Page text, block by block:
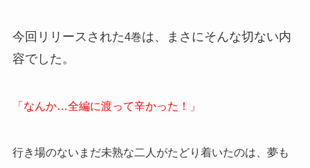
今回リリースされた4巻は、まさにそんな切ない内
容でした。
「なんか…全編に渡って辛かった！」
行き場のないまだ未熟な二人がたどり着いたのは、夢も